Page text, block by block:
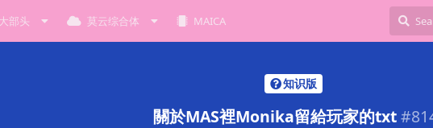
大部头 莫云综合体 MAICA
知识版
關於MAS裡Monika留給玩家的txt #